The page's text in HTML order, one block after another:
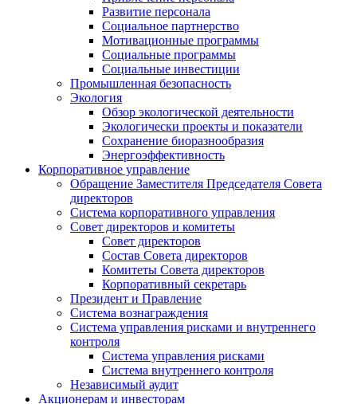
Развитие персонала
Социальное партнерство
Мотивационные программы
Социальные программы
Социальные инвестиции
Промышленная безопасность
Экология
Обзор экологической деятельности
Экологически проекты и показатели
Сохранение биоразнообразия
Энергоэффективность
Корпоративное управление
Обращение Заместителя Председателя Совета
директоров
Система корпоративного управления
Совет директоров и комитеты
Совет директоров
Состав Совета директоров
Комитеты Совета директоров
Корпоративный секретарь
Президент и Правление
Система вознаграждения
Система управления рисками и внутреннего
контроля
Система управления рисками
Система внутреннего контроля
Независимый аудит
Акционерам и инвесторам